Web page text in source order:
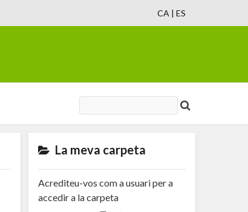
CA | ES
La meva carpeta
Acrediteu-vos com a usuari per a
accedir a la carpeta